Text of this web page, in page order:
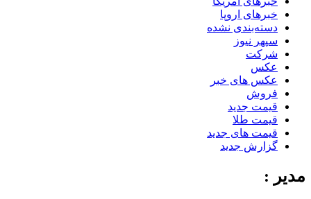
خبرهای اروپا
دسته‌بندی نشده
سپهر نیوز
شرکت
عکس
عکس های خبر
فروش
قیمت جدید
قیمت طلا
قیمت های جدید
گزارش جدید
مدیر :